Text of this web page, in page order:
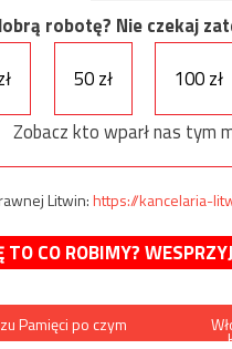
robotę? Nie czekaj
50 zł 100 zł
Zobacz kto wparł nas tym
Litwin:https://kancelaria-
TO CO ROBIMY?
Pamięci po czym